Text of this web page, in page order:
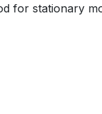
for stationary